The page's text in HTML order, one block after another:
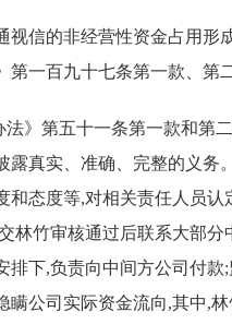
信的非经营性资金占用
一百九十七条第一款、第
》第五十一条第一款和第
真实、准确、完整的义
态度等,对相关责任人员
林竹审核通过后联系大部
下,负责向中间方公司付
公司实际资金流向,其中,